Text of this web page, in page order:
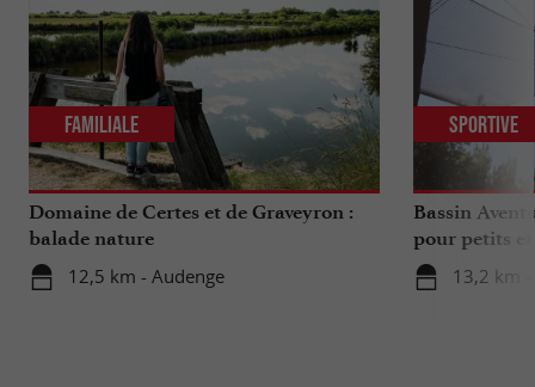
Domaine de Certes et de Graveyron :
balade nature
12,5 km - Audenge
Familiale
Bassin
pour petits
13,2 km
Sportive